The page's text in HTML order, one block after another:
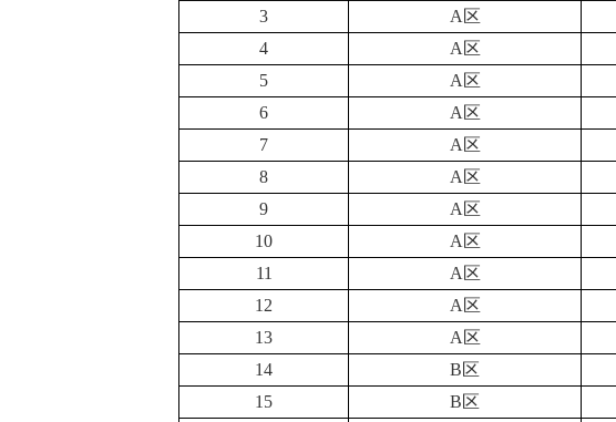
3
A区
4
A区
5
A区
6
A区
7
A区
8
A区
9
A区
10
A区
11
A区
12
A区
13
A区
14
B区
15
B区